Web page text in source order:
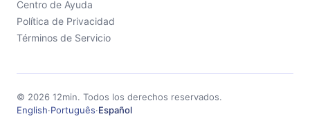
Centro de Ayuda
Política de Privacidad
Términos de Servicio
© 2026 12min. Todos los derechos reservados.
English·Português·Español